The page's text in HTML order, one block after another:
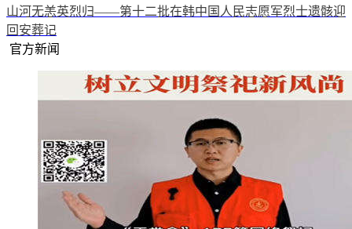
山河无恙英烈归——第十二批在韩中国人民志愿军烈士遗骸迎
回安葬记
官方新闻